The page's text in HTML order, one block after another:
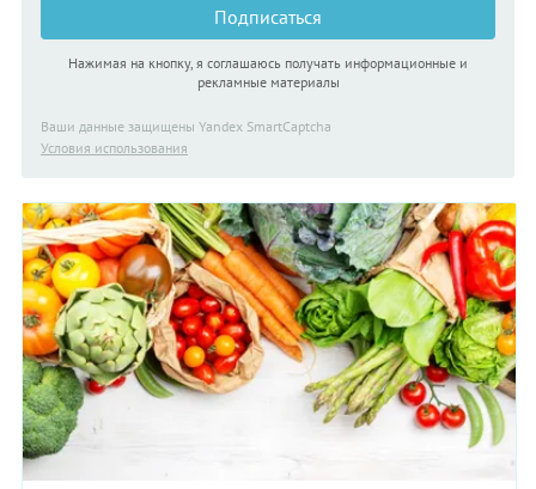
Подписаться
Нажимая на кнопку, я соглашаюсь получать информационные и
рекламные материалы
Ваши данные защищены Yandex SmartCaptcha
Условия использования